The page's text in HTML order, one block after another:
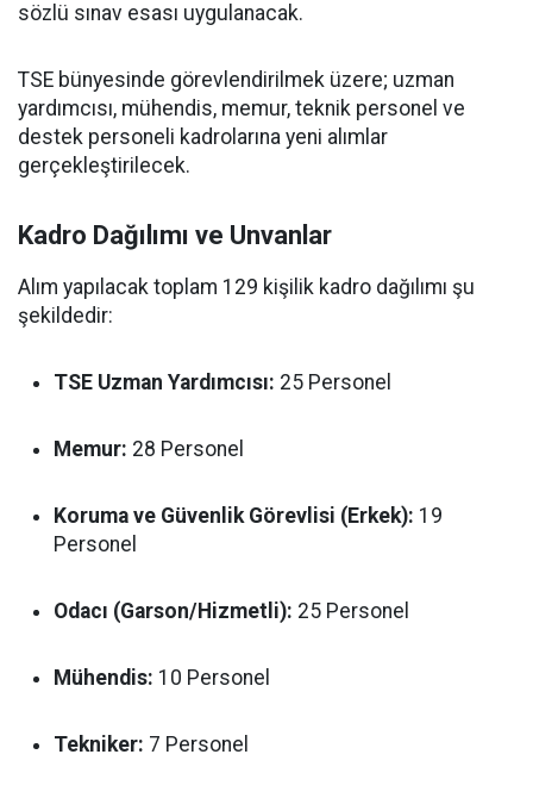
sözlü sınav esası uygulanacak.
TSE bünyesinde görevlendirilmek üzere; uzman
yardımcısı, mühendis, memur, teknik personel ve
destek personeli kadrolarına yeni alımlar
gerçekleştirilecek.
Kadro Dağılımı ve Unvanlar
Alım yapılacak toplam 129 kişilik kadro dağılımı şu
şekildedir:
TSE Uzman Yardımcısı: 25 Personel
Memur: 28 Personel
Koruma ve Güvenlik Görevlisi (Erkek): 19
Personel
Odacı (Garson/Hizmetli): 25 Personel
Mühendis: 10 Personel
Tekniker: 7 Personel